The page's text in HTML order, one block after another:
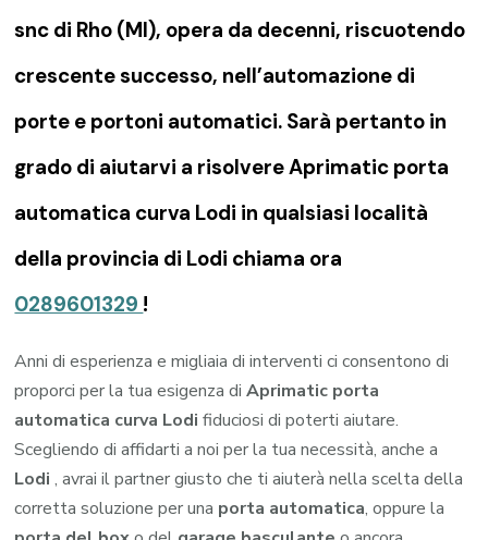
snc di Rho (MI), opera da decenni, riscuotendo
crescente successo, nell’automazione di
porte e portoni automatici. Sarà pertanto in
grado di aiutarvi a risolvere Aprimatic porta
automatica curva Lodi in qualsiasi località
della provincia di Lodi chiama ora
0289601329 !
Anni di esperienza e migliaia di interventi ci consentono di
proporci per la tua esigenza diAprimatic porta
automatica curva Lodi fiduciosi di poterti aiutare.
Scegliendo di affidarti a noi per la tua necessità, anche a
Lodi, avrai il partner giusto che ti aiuterà nella scelta della
corretta soluzione per una porta automatica, oppure la